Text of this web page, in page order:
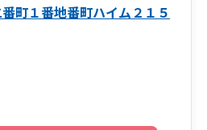
町１番地番町ハイム２１５